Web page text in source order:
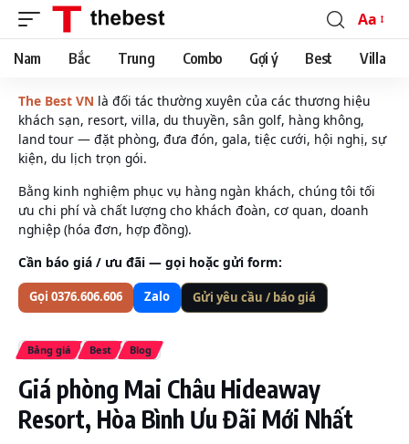
Font
Resizer
Aa
Nam Bắc Trung Combo Gợi ý Best Villa
The Best VN là đối tác thường xuyên của các thương hiệu
khách sạn, resort, villa, du thuyền, sân golf, hàng không,
land tour — đặt phòng, đưa đón, gala, tiệc cưới, hội nghị, sự
kiện, du lịch trọn gói.
Bằng kinh nghiệm phục vụ hàng ngàn khách, chúng tôi tối
ưu chi phí và chất lượng cho khách đoàn, cơ quan, doanh
nghiệp (hóa đơn, hợp đồng).
Cần báo giá / ưu đãi — gọi hoặc gửi form:
Gọi 0376.606.606 Zalo Gửi yêu cầu / báo giá
Bảng giá Best Blog
Giá phòng Mai Châu Hideaway
Resort, Hòa Bình Ưu Đãi Mới Nhất